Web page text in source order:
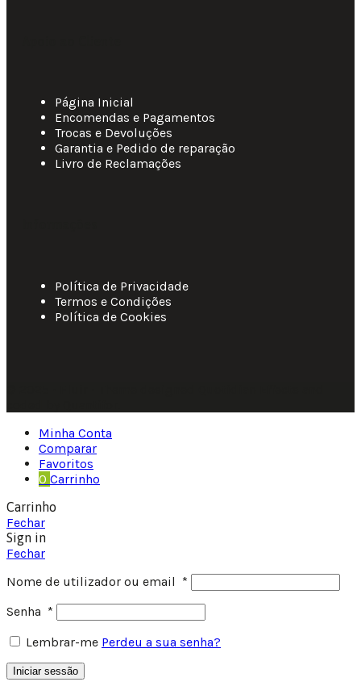
Página Inicial
Encomendas e Pagamentos
Trocas e Devoluções
Garantia e Pedido de reparação
Livro de Reclamações
Política de Privacidade
Termos e Condições
Política de Cookies
Minha Conta
Comparar
Favoritos
0 Carrinho
Carrinho
Fechar
Sign in
Fechar
Nome de utilizador ou email *
Senha *
Lembrar-me Perdeu a sua senha?
Iniciar sessão